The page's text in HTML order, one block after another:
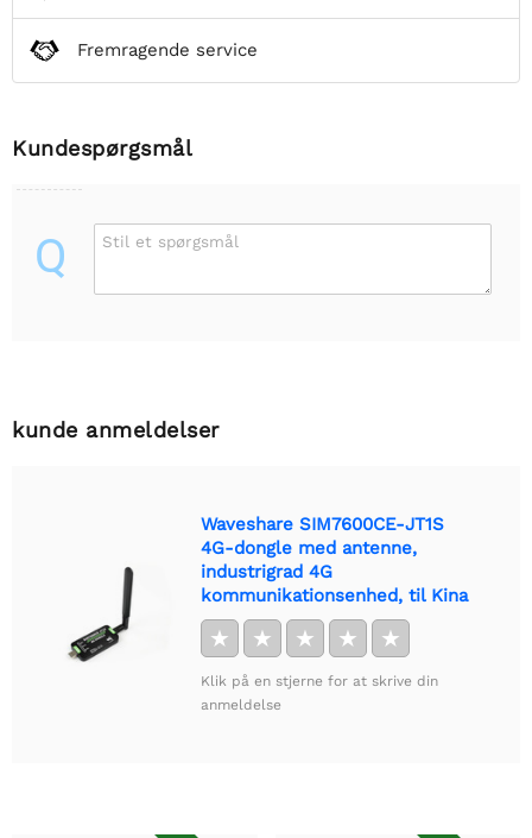
Fremragende service
Kundespørgsmål
Q Stil et spørgsmål
kunde anmeldelser
Waveshare SIM7600CE-JT1S
4G-dongle med antenne,
industrigrad 4G
kommunikationsenhed, til Kina
★ ★ ★ ★ ★
Klik på en stjerne for at skrive din
anmeldelse